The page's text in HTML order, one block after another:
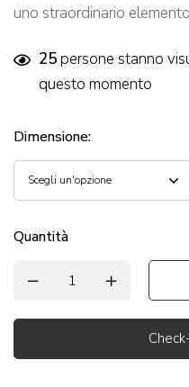
uno straordinario
25persone stanno
questo momento
Dimensione:
Quantità